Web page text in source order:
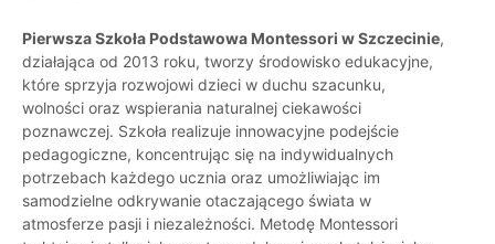
Pierwsza Szkoła Podstawowa Montessori w Szczecinie,
działająca od 2013 roku, tworzy środowisko edukacyjne,
które sprzyja rozwojowi dzieci w duchu szacunku,
wolności oraz wspierania naturalnej ciekawości
poznawczej. Szkoła realizuje innowacyjne podejście
pedagogiczne, koncentrując się na indywidualnych
potrzebach każdego ucznia oraz umożliwiając im
samodzielne odkrywanie otaczającego świata w
atmosferze pasji i niezależności. Metodę Montessori